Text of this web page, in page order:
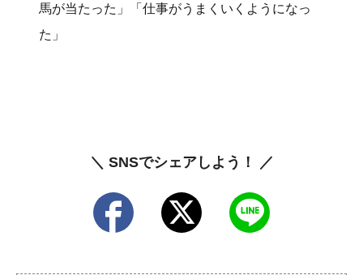
馬が当たった」「 仕事がうまくいくようになっ
た」
＼ SNSでシェアしよう！ ／